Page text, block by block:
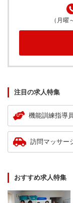
（月曜
注目の求人特集
機能訓練指導員
訪問マッサー
おすすめ求人特集